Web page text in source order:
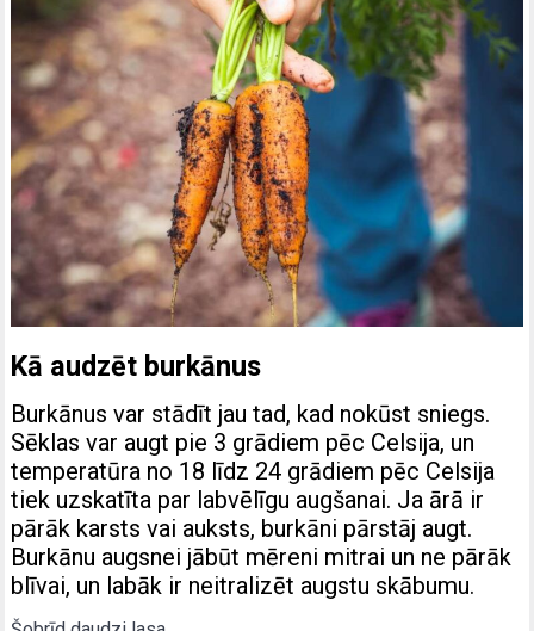
Kā audzēt burkānus
Burkānus var stādīt jau tad, kad nokūst sniegs.
Sēklas var augt pie 3 grādiem pēc Celsija, un
temperatūra no 18 līdz 24 grādiem pēc Celsija
tiek uzskatīta par labvēlīgu augšanai. Ja ārā ir
pārāk karsts vai auksts, burkāni pārstāj augt.
Burkānu augsnei jābūt mēreni mitrai un ne pārāk
blīvai, un labāk ir neitralizēt augstu skābumu.